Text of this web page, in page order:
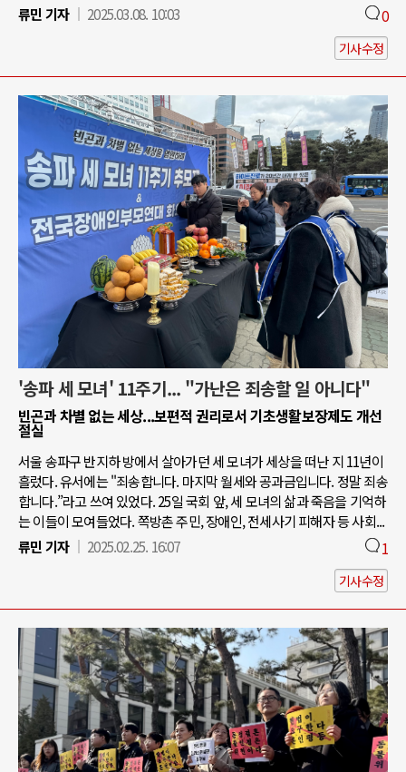
류민 기자
2025.03.08. 10:03 0
기사수정
'송파 세 모녀' 11주기... "가난은 죄송할 일 아니다"
빈곤과 차별 없는 세상...보편적 권리로서 기초생활보장제도 개선
절실
서울 송파구 반지하 방에서 살아가던 세 모녀가 세상을 떠난 지 11년이
흘렀다. 유서에는 "죄송합니다. 마지막 월세와 공과금입니다. 정말 죄송
합니다.”라고 쓰여 있었다. 25일 국회 앞, 세 모녀의 삶과 죽음을 기억하
는 이들이 모여들었다. 쪽방촌 주민, 장애인, 전세사기 피해자 등 사회...
류민 기자
2025.02.25. 16:07 1
기사수정